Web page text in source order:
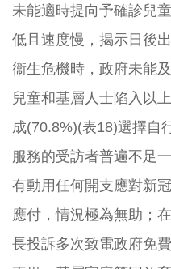
未能適時提向予確診兒童
低且速度慢， 揭示日後
衞生危機時， 政府未能
兒童和基層人士陷入以
成(70.8%)(表18)選擇自
服務的受訪者普遍不足一
有動用任何開支應對新冠
應付，情況極為無助；
長投訴多次致電政府免